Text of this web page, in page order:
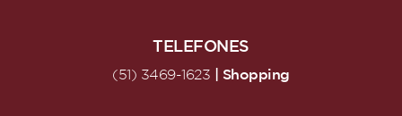
TELEFONES
(51) 3469-1623 | Shopping